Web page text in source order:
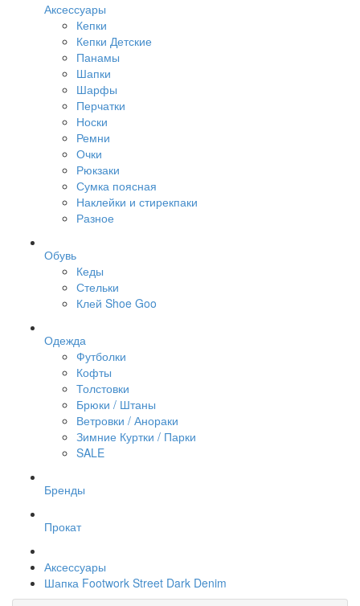
Аксессуары
Кепки
Кепки Детские
Панамы
Шапки
Шарфы
Перчатки
Носки
Ремни
Очки
Рюкзаки
Сумка поясная
Наклейки и стирекпаки
Разное
Обувь
Кеды
Стельки
Клей Shoe Goo
Одежда
Футболки
Кофты
Толстовки
Брюки / Штаны
Ветровки / Анораки
Зимние Куртки / Парки
SALE
Бренды
Прокат
Аксессуары
Шапка Footwork Street Dark Denim